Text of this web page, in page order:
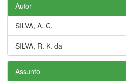
Autor
SILVA, A. G.
SILVA, R. K. da
Assunto